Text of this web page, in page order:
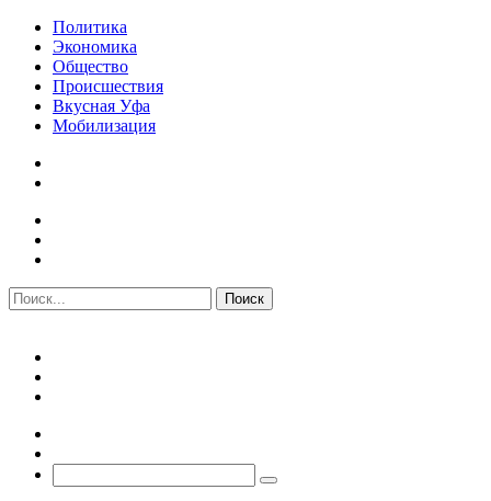
Политика
Экономика
Общество
Происшествия
Вкусная Уфа
Мобилизация